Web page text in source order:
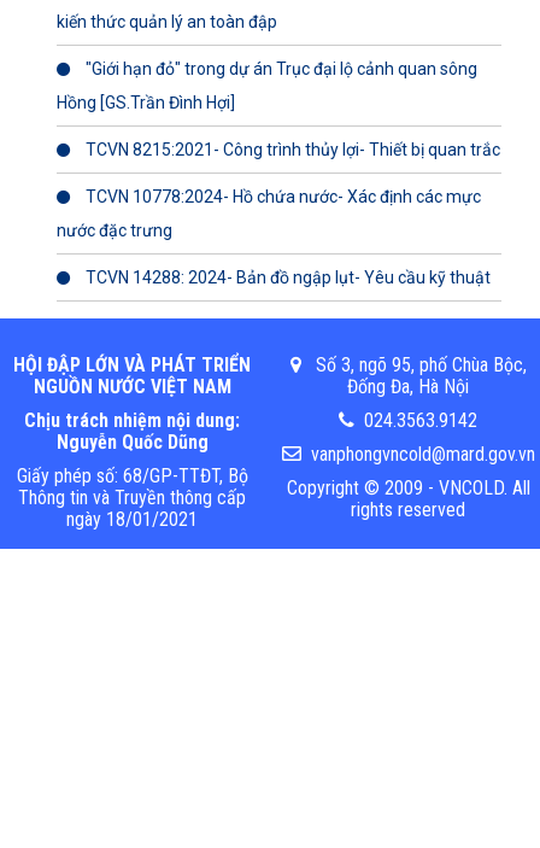
kiến thức quản lý an toàn đập
"Giới hạn đỏ" trong dự án Trục đại lộ cảnh quan sông
Hồng [GS.Trần Đình Hợi]
TCVN 8215:2021- Công trình thủy lợi- Thiết bị quan trắc
TCVN 10778:2024- Hồ chứa nước- Xác định các mực
nước đặc trưng
TCVN 14288: 2024- Bản đồ ngập lụt- Yêu cầu kỹ thuật
HỘI ĐẬP LỚN VÀ PHÁT TRIỂN
NGUỒN NƯỚC VIỆT NAM
Chịu trách nhiệm nội dung:
Nguyễn Quốc Dũng
Giấy phép số: 68/GP-TTĐT, Bộ
Thông tin và Truyền thông cấp
ngày 18/01/2021
Số 3, ngõ 95, phố Chùa Bộc,
Đống Đa, Hà Nội
024.3563.9142
vanphongvncold@mard.gov.vn
Copyright © 2009 - VNCOLD. All
rights reserved